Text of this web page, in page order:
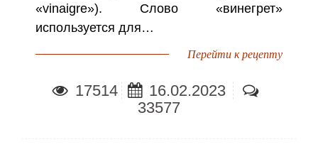
«vinaigre»). Слово «винегрет»
используется для…
Перейти к рецепту
17514
16.02.2023
33577